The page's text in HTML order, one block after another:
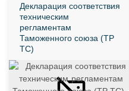
Декларация соответствия
техническим
регламентам
Таможенного союза (ТР
ТС)